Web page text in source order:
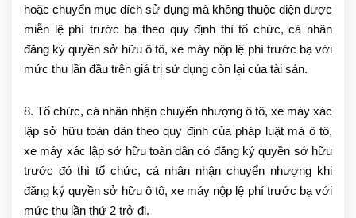
hoặc chuyển mục đích sử dụng mà không thuộc diện được
miễn lệ phí trước bạ theo quy định thì tổ chức, cá nhân
đăng ký quyền sở hữu ô tô, xe máy nộp lệ phí trước bạ với
mức thu lần đầu trên giá trị sử dụng còn lại của tài sản.
8. Tổ chức, cá nhân nhận chuyển nhượng ô tô, xe máy xác
lập sở hữu toàn dân theo quy định của pháp luật mà ô tô,
xe máy xác lập sở hữu toàn dân có đăng ký quyền sở hữu
trước đó thì tổ chức, cá nhân nhận chuyển nhượng khi
đăng ký quyền sở hữu ô tô, xe máy nộp lệ phí trước bạ với
mức thu lần thứ 2 trở đi.